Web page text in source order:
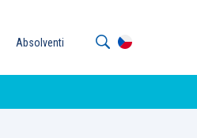
Absolventi